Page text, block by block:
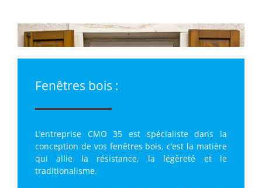
Fenêtres bois :
L’entreprise CMO 35 est spécialiste dans la
conception de vos fenêtres bois, c’est la matière
qui allie la résistance, la légèreté et le
traditionalisme.